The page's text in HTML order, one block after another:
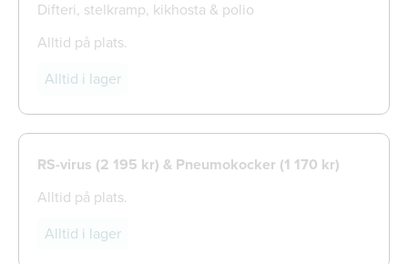
Difteri, stelkramp, kikhosta & polio
Alltid på plats.
Alltid i lager
RS-virus (2 195 kr) & Pneumokocker (1 170 kr)
Alltid på plats.
Alltid i lager